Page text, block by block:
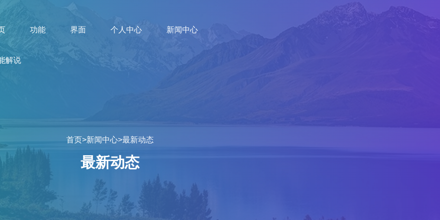
功能 界面 个人中心 新闻中心
解说
首页>新闻中心>最新动态
最新动态